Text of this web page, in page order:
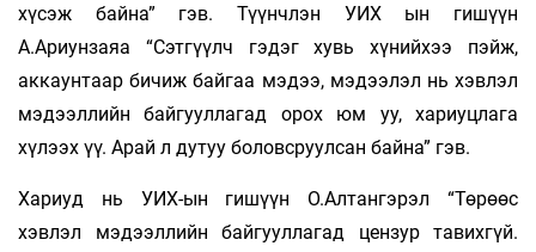
хүсэж байна” гэв. Түүнчлэн УИХ ын гишүүн
А.Ариунзаяа “Сэтгүүлч гэдэг хувь хүнийхээ пэйж,
аккаунтаар бичиж байгаа мэдээ, мэдээлэл нь хэвлэл
мэдээллийн байгууллагад орох юм уу, хариуцлага
хүлээх үү. Арай л дутуу боловсруулсан байна” гэв.
Хариуд нь УИХ-ын гишүүн О.Алтангэрэл “Төрөөс
хэвлэл мэдээллийн байгууллагад цензур тавихгүй.